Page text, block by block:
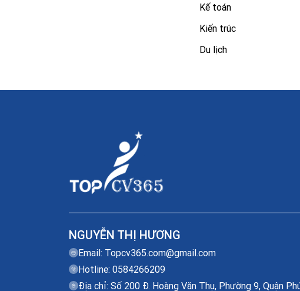
Kế toán
Kiến trúc
Du lịch
NGUYỄN THỊ HƯƠNG
Email: Topcv365.com@gmail.com
Hotline: 0584266209
Địa chỉ: Số 200 Đ. Hoàng Văn Thụ, Phường 9, Quận